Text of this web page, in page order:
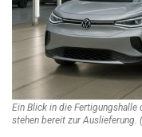
Ein Blick in die Fertigungshalle
stehen bereit zur